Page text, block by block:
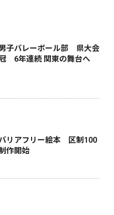
子バレーボール部 県大会
6年連続 関東の舞台へ
リアフリー絵本 区制100
作開始